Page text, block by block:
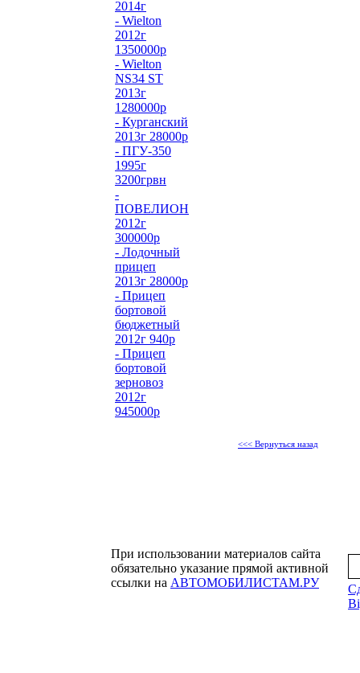
2014г
- Wielton
2012г
1350000р
- Wielton
NS34 ST
2013г
1280000р
- Курганский
2013г 28000р
- ПГУ-350
1995г
3200грвн
-
ПОВЕЛИОН
2012г
300000р
- Лодочный
прицеп
2013г 28000р
- Прицеп
бортовой
бюджетный
2012г 940р
- Прицеп
бортовой
зерновоз
2012г
945000р
<<< Вернуться назад
При использовании материалов сайта
обязательно указание прямой активной
ссылки на АВТОМОБИЛИСТАМ.РУ